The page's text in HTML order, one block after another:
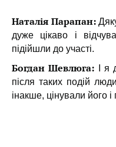
Наталія Парапан:
дуже цікаво і
підійшли до участі.
Богдан Шевлюга:
І
після таких подій
інакше, цінували його